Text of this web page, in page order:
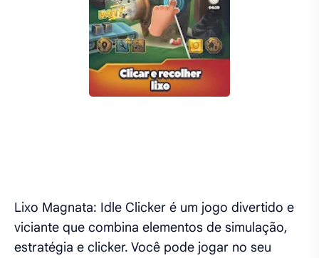
Lixo Magnata: Idle Clicker é um jogo divertido e
viciante que combina elementos de simulação,
estratégia e clicker. Você pode jogar no seu